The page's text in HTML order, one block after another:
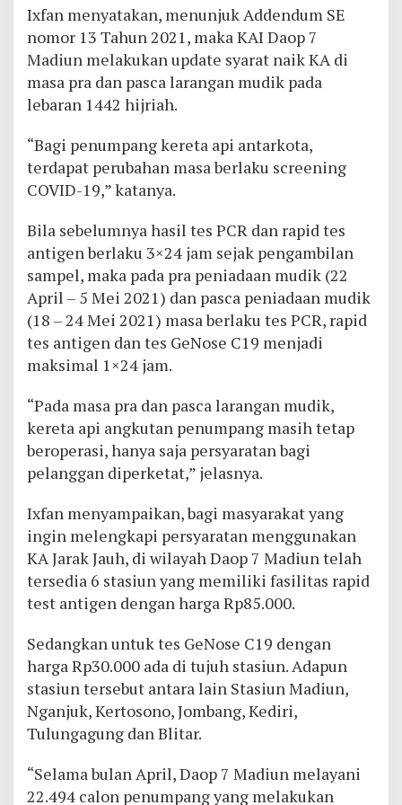
Ixfan menyatakan, menunjuk Addendum SE
nomor 13 Tahun 2021, maka KAI Daop 7
Madiun melakukan update syarat naik KA di
masa pra dan pasca larangan mudik pada
lebaran 1442 hijriah.
“Bagi penumpang kereta api antarkota,
terdapat perubahan masa berlaku screening
COVID-19,” katanya.
Bila sebelumnya hasil tes PCR dan rapid tes
antigen berlaku 3×24 jam sejak pengambilan
sampel, maka pada pra peniadaan mudik (22
April – 5 Mei 2021) dan pasca peniadaan mudik
(18 – 24 Mei 2021) masa berlaku tes PCR, rapid
tes antigen dan tes GeNose C19 menjadi
maksimal 1×24 jam.
“Pada masa pra dan pasca larangan mudik,
kereta api angkutan penumpang masih tetap
beroperasi, hanya saja persyaratan bagi
pelanggan diperketat,” jelasnya.
Ixfan menyampaikan, bagi masyarakat yang
ingin melengkapi persyaratan menggunakan
KA Jarak Jauh, di wilayah Daop 7 Madiun telah
tersedia 6 stasiun yang memiliki fasilitas rapid
test antigen dengan harga Rp85.000.
Sedangkan untuk tes GeNose C19 dengan
harga Rp30.000 ada di tujuh stasiun. Adapun
stasiun tersebut antara lain Stasiun Madiun,
Nganjuk, Kertosono, Jombang, Kediri,
Tulungagung dan Blitar.
“Selama bulan April, Daop 7 Madiun melayani
22.494 calon penumpang yang melakukan